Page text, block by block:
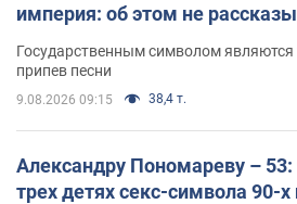
империя: об этом не
Государственным символом являются
припев песни
9.08.2026 09:15 38,4 т.
Александру Пономареву – 53:
трех детях секс-символа 90-х